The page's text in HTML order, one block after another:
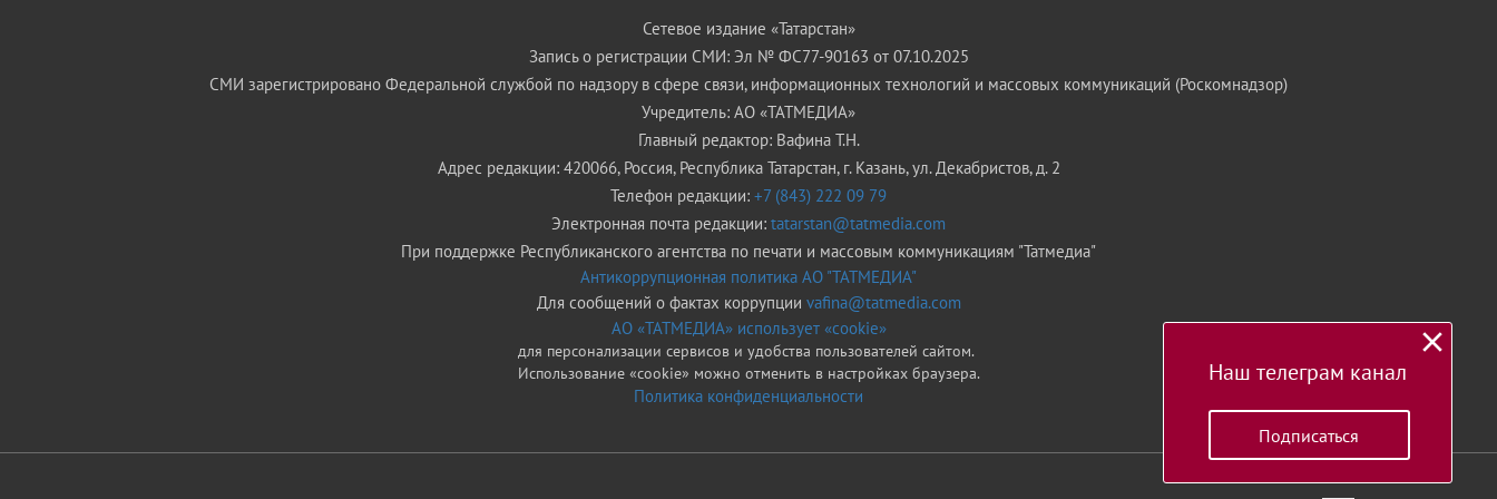
Сетевое издание «Татарстан»
Запись о регистрации СМИ: Эл № ФС77-90163 от 07.10.2025
СМИ зарегистрировано Федеральной службой по надзору в сфере связи, информационных технологий и массовых коммуникаций (Роскомнадзор)
Учредитель: АО «ТАТМЕДИА»
Главный редактор: Вафина Т.Н.
Адрес редакции: 420066, Россия, Республика Татарстан, г. Казань, ул. Декабристов, д. 2
Телефон редакции: +7 (843) 222 09 79
Электронная почта редакции: tatarstan@tatmedia.com
При поддержке Республиканского агентства по печати и массовым коммуникациям "Татмедиа"
Антикоррупционная политика АО "ТАТМЕДИА"
Для сообщений о фактах коррупции vafina@tatmedia.com
АО «ТАТМЕДИА» использует «cookie»
для персонализации сервисов и удобства пользователей сайтом.
Использование «cookie» можно отменить в настройках браузера.
Политика конфиденциальности
Наш телеграм канал
Подписаться